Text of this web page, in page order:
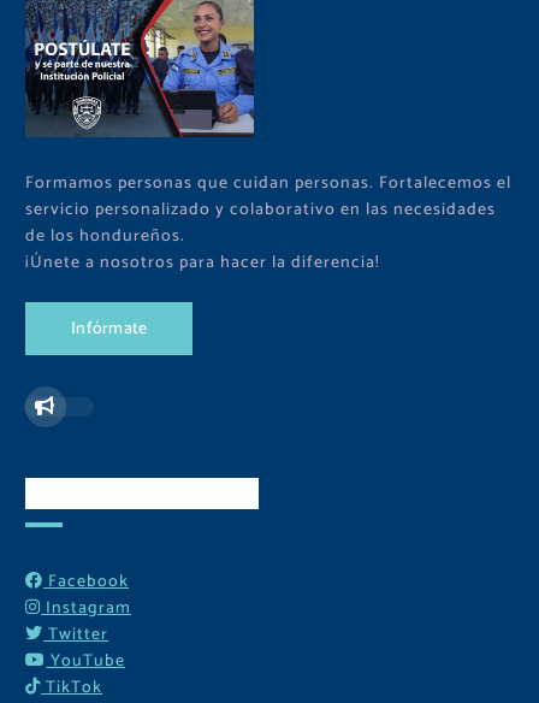
Formamos personas que cuidan personas. Fortalecemos el
servicio personalizado y colaborativo en las necesidades
de los hondureños.
¡Únete a nosotros para hacer la diferencia!
Infórmate
Facebook
Instagram
Twitter
YouTube
TikTok